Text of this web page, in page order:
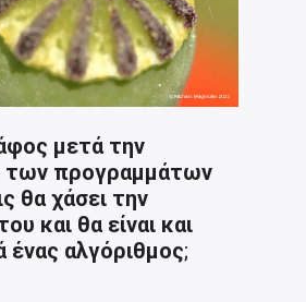
μετά την
των προγραμμάτων
θα χάσει την
και θα είναι και
ένας αλγόριθμος;